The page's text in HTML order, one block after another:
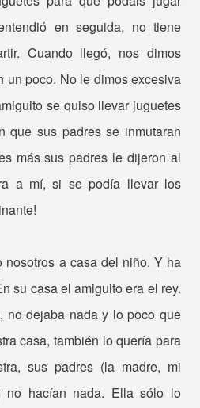
en seguida, no tiene
Cuando llegó, nos dimos
un poco. No le dimos excesiva
se quiso llevar juguetes
que sus padres se inmutaran
más sus padres le dijeron al
a mí, si se podía llevar los
nosotros a casa del niño. Y ha
su casa el amiguito era el rey.
no dejaba nada y lo poco que
casa, también lo quería para
sus padres (la madre, mi
no hacían nada. Ella sólo lo